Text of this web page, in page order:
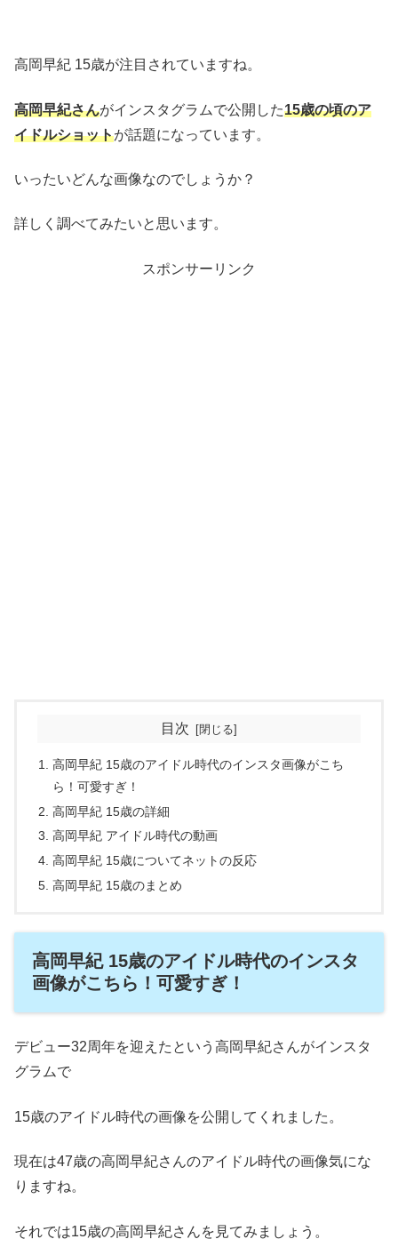
高岡早紀 15歳が注目されていますね。
高岡早紀さんがインスタグラムで公開した15歳の頃のア
イドルショットが話題になっています。
いったいどんな画像なのでしょうか？
詳しく調べてみたいと思います。
スポンサーリンク
目次
高岡早紀 15歳のアイドル時代のインスタ画像がこち
ら！可愛すぎ！
高岡早紀 15歳の詳細
高岡早紀 アイドル時代の動画
高岡早紀 15歳についてネットの反応
高岡早紀 15歳のまとめ
高岡早紀 15歳のアイドル時代のインスタ
画像がこちら！可愛すぎ！
デビュー32周年を迎えたという高岡早紀さんがインスタ
グラムで
15歳のアイドル時代の画像を公開してくれました。
現在は47歳の高岡早紀さんのアイドル時代の画像気にな
りますね。
それでは15歳の高岡早紀さんを見てみましょう。